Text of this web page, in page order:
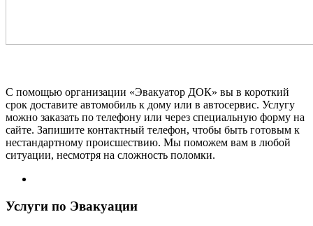
С помощью организации «Эвакуатор ДОК» вы в короткий
срок доставите автомобиль к дому или в автосервис. Услугу
можно заказать по телефону или через специальную форму на
сайте. Запишите контактный телефон, чтобы быть готовым к
нестандартному происшествию. Мы поможем вам в любой
ситуации, несмотря на сложность поломки.
Услуги по Эвакуации